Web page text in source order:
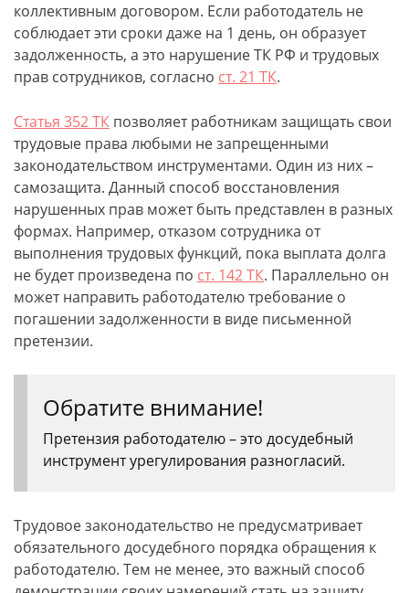
коллективным договором. Если работодатель не
соблюдает эти сроки даже на 1 день, он образует
задолженность, а это нарушение ТК РФ и трудовых
прав сотрудников, согласно ст. 21 ТК.
Статья 352 ТК позволяет работникам защищать свои
трудовые права любыми не запрещенными
законодательством инструментами. Один из них –
самозащита. Данный способ восстановления
нарушенных прав может быть представлен в разных
формах. Например, отказом сотрудника от
выполнения трудовых функций, пока выплата долга
не будет произведена по ст. 142 ТК. Параллельно он
может направить работодателю требование о
погашении задолженности в виде письменной
претензии.
Обратите внимание!
Претензия работодателю – это досудебный
инструмент урегулирования разногласий.
Трудовое законодательство не предусматривает
обязательного досудебного порядка обращения к
работодателю. Тем не менее, это важный способ